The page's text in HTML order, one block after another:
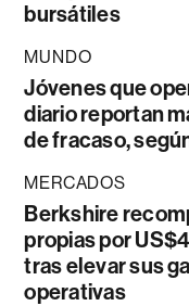
bursátiles
MUNDO
Jóvenes que
diario reportan
de fracaso,
MERCADOS
Berkshire
propias por
tras elevar sus
operativas